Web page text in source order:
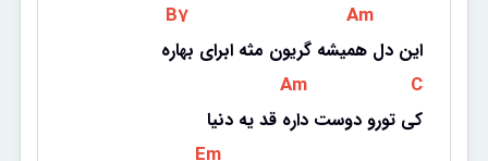
B7 Am
این دل همیشه گریون مثه ابرای بهاره
Am C
کی تورو دوست داره قد یه دنیا
Em